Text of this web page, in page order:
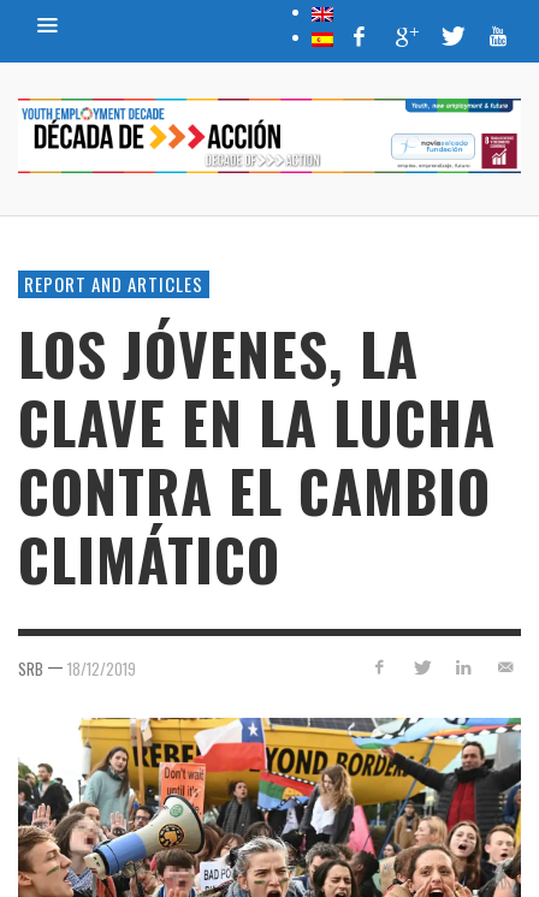
REPORT AND ARTICLES
LOS JÓVENES, LA
CLAVE EN LA LUCHA
CONTRA EL CAMBIO
CLIMÁTICO
SRB — 18/12/2019